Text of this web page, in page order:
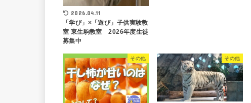
2026.04.11
「学び」×「遊び」子供実験教
室 東生駒教室 2026年度生徒
募集中
その他 その他